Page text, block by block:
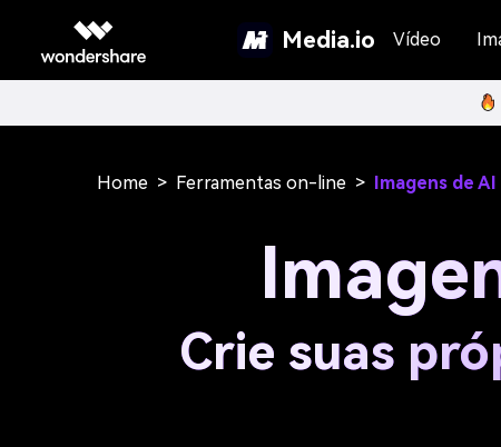
Media.io Vídeo
Home > Ferramentas on-line > Imagens de
Crie suas